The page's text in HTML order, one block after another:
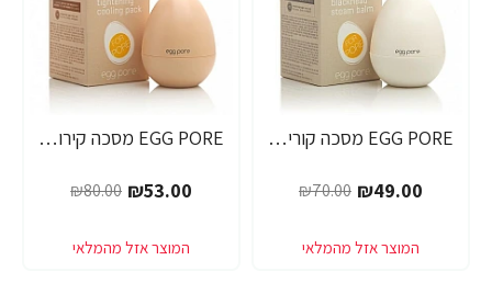
-30% EGG PORE מסכה קוריאנית לניקוי ראשים שחורים 30 גרם - מבית Tony Moly
₪49.00
₪70.00
-34% EGG PORE מסכה קירור לכיווץ נקבוביות 30 גרם - מבית Tony Moly
₪53.00
₪80.00